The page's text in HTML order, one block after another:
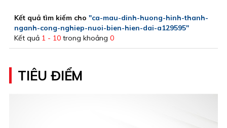
Kết quả tìm kiếm cho "ca-mau-dinh-huong-hinh-thanh-
nganh-cong-nghiep-nuoi-bien-hien-dai-a129595"
Kết quả 1 - 10 trong khoảng 0
TIÊU ĐIỂM